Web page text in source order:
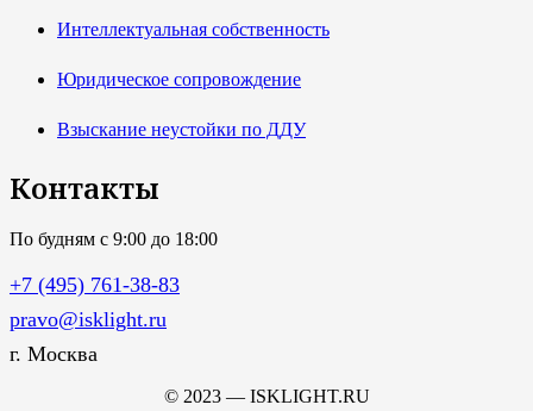
Интеллектуальная собственность
Юридическое сопровождение
Взыскание неустойки по ДДУ
Контакты
По будням с 9:00 до 18:00
+7 (495) 761-38-83
pravo@isklight.ru
г. Москва
© 2023 — ISKLIGHT.RU